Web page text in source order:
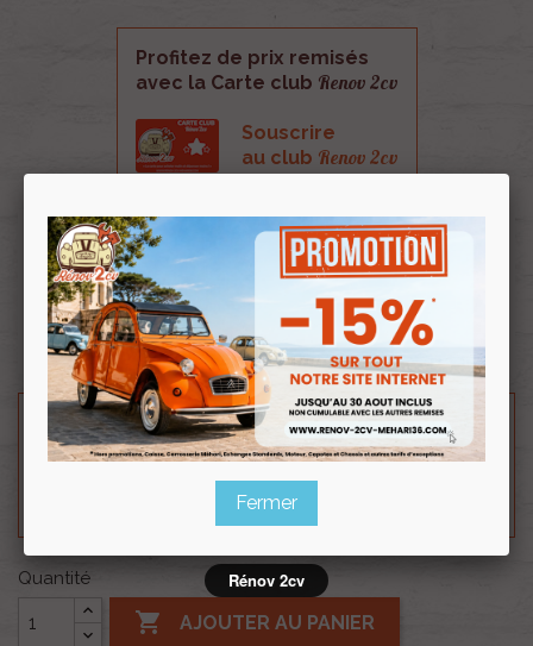
Profitez de prix remisés
avec la Carte club Renov 2cv
Souscrire
au club Renov 2cv
Vis tête fraisé bombé cruciforme pozi M5x20 inox
A2.
Pour la fixation de tableau de bord autour du
compteur.
Besoin d'un renseignement technique sur le produit
? N'hésitez pas à contacter notre service
0254 277 154ou par mail à
renov2cv.technique@gmail.com
Quantité
 AJOUTER AU PANIER
Fermer
Rénov 2cv